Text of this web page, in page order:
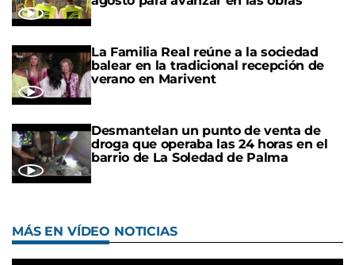
La Familia Real reúne a la sociedad
balear en la tradicional recepción de
verano en Marivent
Desmantelan un punto de venta de
droga que operaba las 24 horas en el
barrio de La Soledad de Palma
MÁS EN VÍDEO NOTICIAS